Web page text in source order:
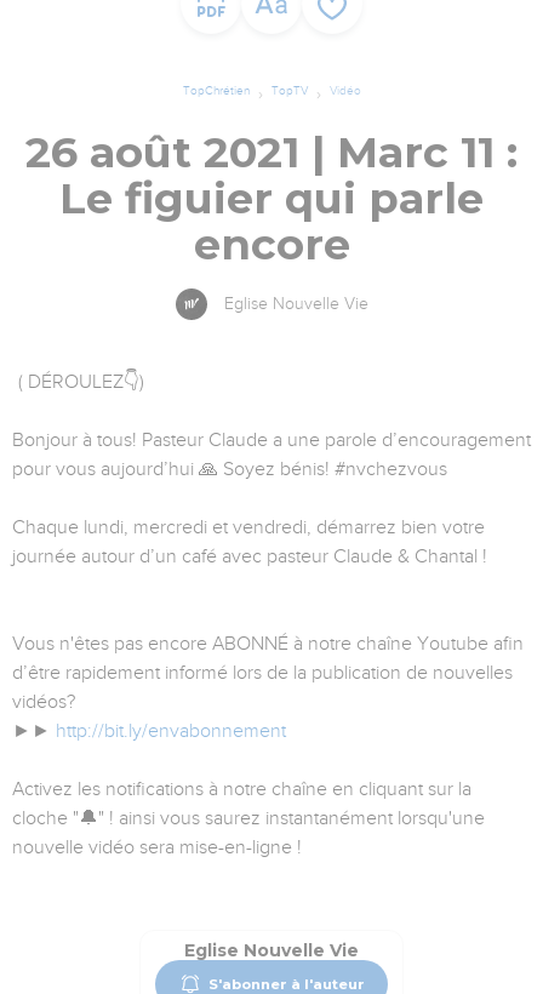
TopChrétien TopTV Vidéo
26 août 2021 | Marc 11 :
Le figuier qui parle
encore
Eglise Nouvelle Vie
( DÉROULEZ👇)
Bonjour à tous! Pasteur Claude a une parole d’encouragement
pour vous aujourd’hui 🙏 Soyez bénis! #nvchezvous
Chaque lundi, mercredi et vendredi, démarrez bien votre
journée autour d’un café avec pasteur Claude & Chantal !
Vous n'êtes pas encore ABONNÉ à notre chaîne Youtube afin
d’être rapidement informé lors de la publication de nouvelles
vidéos?
►► http://bit.ly/envabonnement
Activez les notifications à notre chaîne en cliquant sur la
cloche "🔔" ! ainsi vous saurez instantanément lorsqu'une
nouvelle vidéo sera mise-en-ligne !
Eglise Nouvelle Vie
S'abonner à l'auteur